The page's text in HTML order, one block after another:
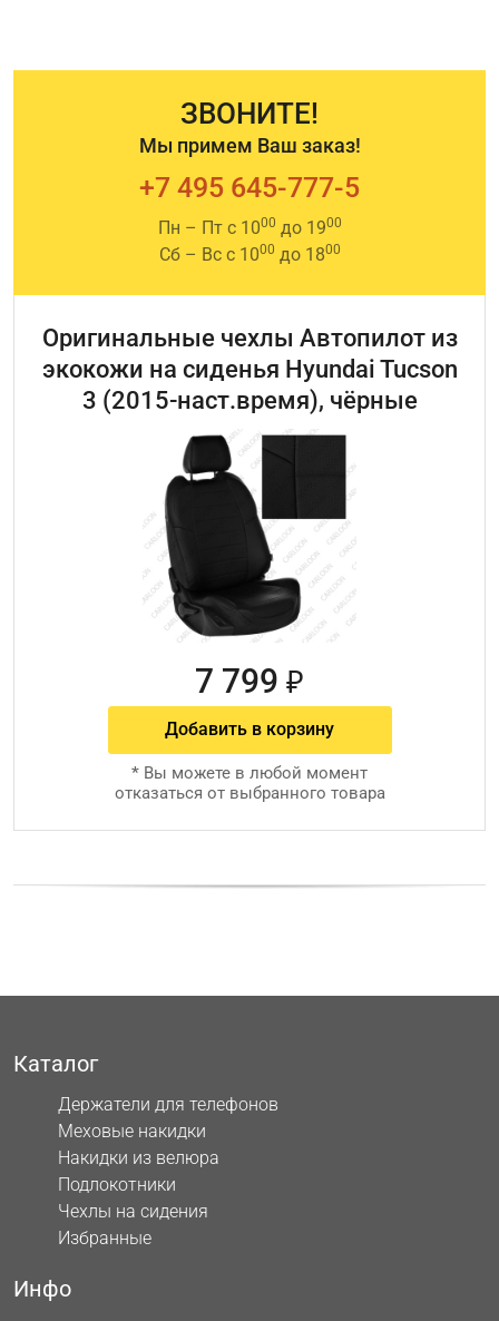
ЗВОНИТЕ!
Мы примем Ваш заказ!
+7 495 645-777-5
Пн – Пт с 1000 до 1900
Сб – Вс с 1000 до 1800
Оригинальные чехлы Автопилот из
экокожи на сиденья Hyundai Tucson
3 (2015-наст.время), чёрные
7 799 ₽
Добавить в корзину
* Вы можете в любой момент
отказаться от выбранного товара
Каталог
Держатели для телефонов
Меховые накидки
Накидки из велюра
Подлокотники
Чехлы на сидения
Избранные
Инфо